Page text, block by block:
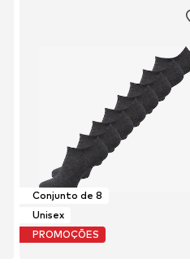
Conjunto de 8
Unisex
PROMOÇÕES